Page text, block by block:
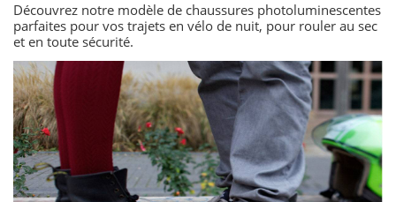
Découvrez notre modèle de chaussures photoluminescentes
parfaites pour vos trajets en vélo de nuit, pour rouler au sec
et en toute sécurité.